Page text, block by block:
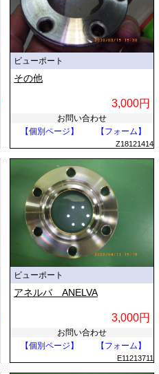
ビューポート
その他
3,000円
お問い合わせ
【個別ページ】
【フォーム】
Z18121414
ビューポート
アネルバ ANELVA
3,000円
お問い合わせ
【個別ページ】
【フォーム】
E11213711